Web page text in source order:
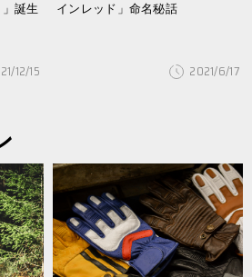
誕生
12/15
インレッド」命名秘話
2021/6/17